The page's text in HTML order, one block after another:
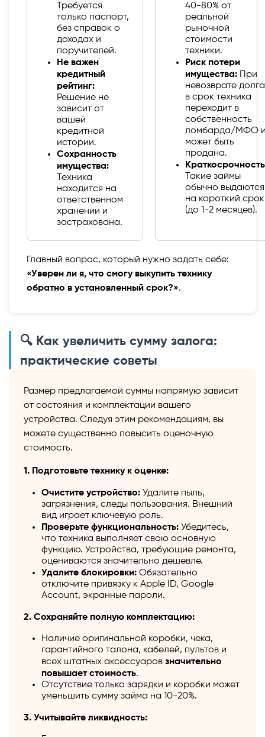
Требуется
только паспорт,
без справок о
доходах и
поручителей.
Не важен
кредитный
рейтинг:
Решение не
зависит от
вашей
кредитной
истории.
Сохранность
имущества:
Техника
находится на
ответственном
хранении и
застрахована.
40-80% от
реальной
рыночной
стоимости
техники.
Риск потери
имущества: При
невозврате долга
в срок техника
переходит в
собственность
ломбарда/МФО
может быть
продана.
Такие займы
обычно выдаются
на короткий срок
(до 1-2 месяцев).
Главный вопрос, который нужно задать себе:
«Уверен ли я, что смогу выкупить технику
обратно в установленный срок?».
🔍 Как увеличить сумму залога:
практические советы
Размер предлагаемой суммы напрямую зависит
от состояния и комплектации вашего
устройства. Следуя этим рекомендациям, вы
можете существенно повысить оценочную
стоимость.
1. Подготовьте технику к оценке:
Очистите устройство: Удалите пыль,
загрязнения, следы пользования. Внешний
вид играет ключевую роль.
Проверьте функциональность: Убедитесь,
что техника выполняет свою основную
функцию. Устройства, требующие ремонта,
оцениваются значительно дешевле.
Удалите блокировки: Обязательно
отключите привязку к Apple ID, Google
Account, экранные пароли.
2. Сохраняйте полную комплектацию:
Наличие оригинальной коробки, чека,
гарантийного талона, кабелей, пультов и
всех штатных аксессуаров значительно
повышает стоимость.
Отсутствие только зарядки и коробки может
уменьшить сумму займа на 10-20%.
3. Учитывайте ликвидность: